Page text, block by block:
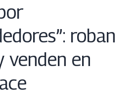
roban
venden en